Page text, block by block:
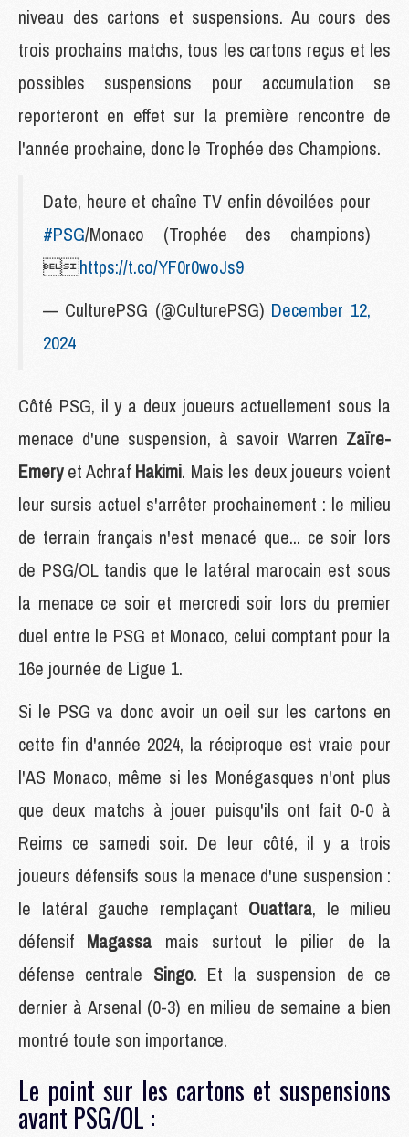
niveau des cartons et suspensions. Au cours des
trois prochains matchs, tous les cartons reçus et les
possibles suspensions pour accumulation se
reporteront en effet sur la première rencontre de
l'année prochaine, donc le Trophée des Champions.
Date, heure et chaîne TV enfin dévoilées pour
#PSG/Monaco (Trophée des champions)
https://t.co/YF0r0woJs9
— CulturePSG (@CulturePSG) December 12,
2024
Côté PSG, il y a deux joueurs actuellement sous la
menace d'une suspension, à savoir Warren Zaïre-
Emeryet Achraf Hakimi. Mais les deux joueurs voient
leur sursis actuel s'arrêter prochainement : le milieu
de terrain français n'est menacé que... ce soir lors
de PSG/OL tandis que le latéral marocain est sous
la menace ce soir et mercredi soir lors du premier
duel entre le PSG et Monaco, celui comptant pour la
16e journée de Ligue 1.
Si le PSG va donc avoir un oeil sur les cartons en
cette fin d'année 2024, la réciproque est vraie pour
l'AS Monaco, même si les Monégasques n'ont plus
que deux matchs à jouer puisqu'ils ont fait 0-0 à
Reims ce samedi soir. De leur côté, il y a trois
joueurs défensifs sous la menace d'une suspension :
le latéral gauche remplaçant Ouattara, le milieu
défensif Magassa mais surtout le pilier de la
défense centrale Singo. Et la suspension de ce
dernier à Arsenal (0-3) en milieu de semaine a bien
montré toute son importance.
Le point sur les cartons et suspensions
avant PSG/OL :